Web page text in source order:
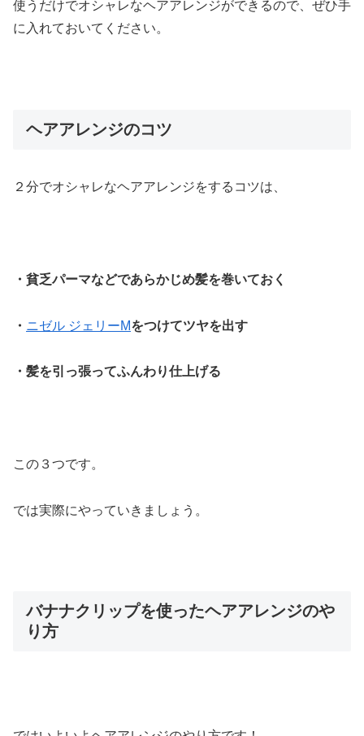
使うだけでオシャレなヘアアレンジができるので、ぜひ手
に入れておいてください。
ヘアアレンジのコツ
２分でオシャレなヘアアレンジをするコツは、
・貧乏パーマなどであらかじめ髪を巻いておく
・ ニゼル ジェリーMをつけてツヤを出す
・髪を引っ張ってふんわり仕上げる
この３つです。
では実際にやっていきましょう。
バナナクリップを使ったヘアアレンジのや
り方